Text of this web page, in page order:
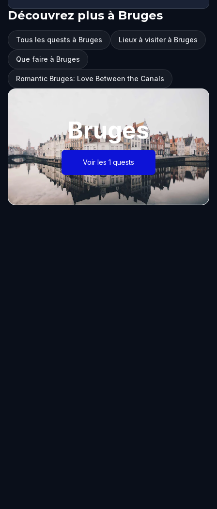
Découvrez plus à Bruges
Tous les quests à Bruges Lieux à visiter à Bruges
Que faire à Bruges
Romantic Bruges: Love Between the Canals
Bruges
Voir les 1 quests